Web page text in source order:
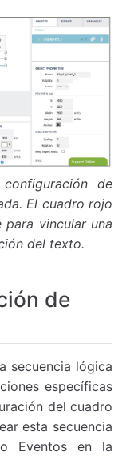
de
El cuadro rojo
vincular una
del texto.
de
secuencia lógica
específicas
del cuadro
esta secuencia
Eventos en la